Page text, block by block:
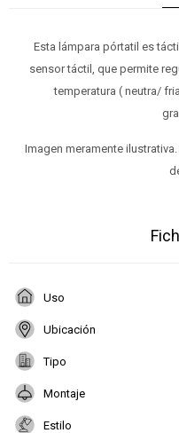
Esta lámpara pórtatil es
sensor táctil, que permite
temperatura ( neutra/
Imagen meramente
Uso
Ubicación
Tipo
Montaje
Estilo